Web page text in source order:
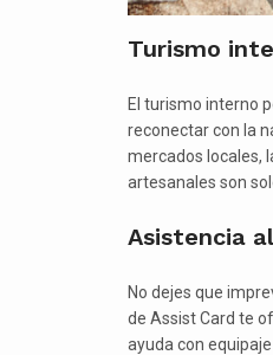
Turismo
El turismo interno
reconectar con la
mercados locales,
artesanales son
Asistencia
No dejes que
de Assist Card te
ayuda con